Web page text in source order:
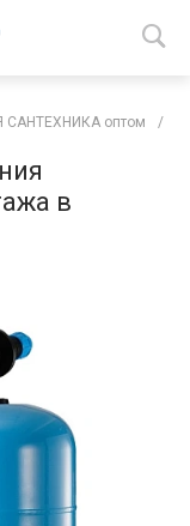
САНТЕХНИКА оптом /
в